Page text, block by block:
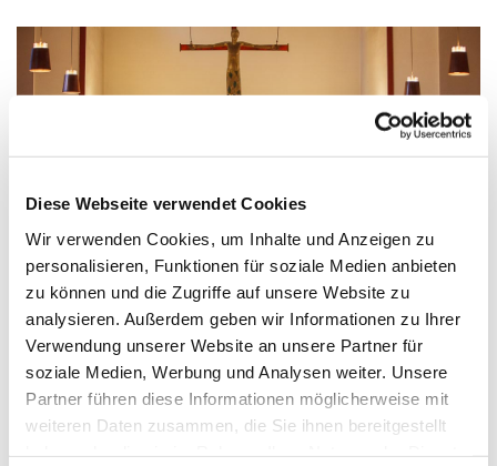
Diese Webseite verwendet Cookies
Wir verwenden Cookies, um Inhalte und Anzeigen zu
personalisieren, Funktionen für soziale Medien anbieten
zu können und die Zugriffe auf unsere Website zu
analysieren. Außerdem geben wir Informationen zu Ihrer
Verwendung unserer Website an unsere Partner für
soziale Medien, Werbung und Analysen weiter. Unsere
Partner führen diese Informationen möglicherweise mit
weiteren Daten zusammen, die Sie ihnen bereitgestellt
Chorleitung praktisch: X-Delight bei der Nacht der
Offenen Kirchen 2016
Kirchenmusik